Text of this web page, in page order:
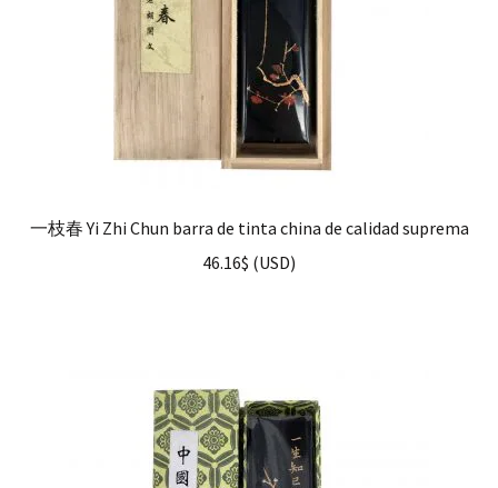
一枝春 Yi Zhi Chun barra de tinta china de calidad suprema
46.16$ (USD)